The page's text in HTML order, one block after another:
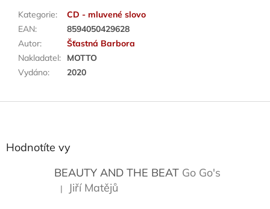
Kategorie:
CD - mluvené slovo
EAN:
8594050429628
Autor:
Šťastná Barbora
Nakladatel:
MOTTO
Vydáno: 2020
Z
Hodnotíte vy
BEAUTY AND THE BEAT Go Go's
Hodnocení produktu je 5 z 5 hvězdiček.
| Jiří Matějů